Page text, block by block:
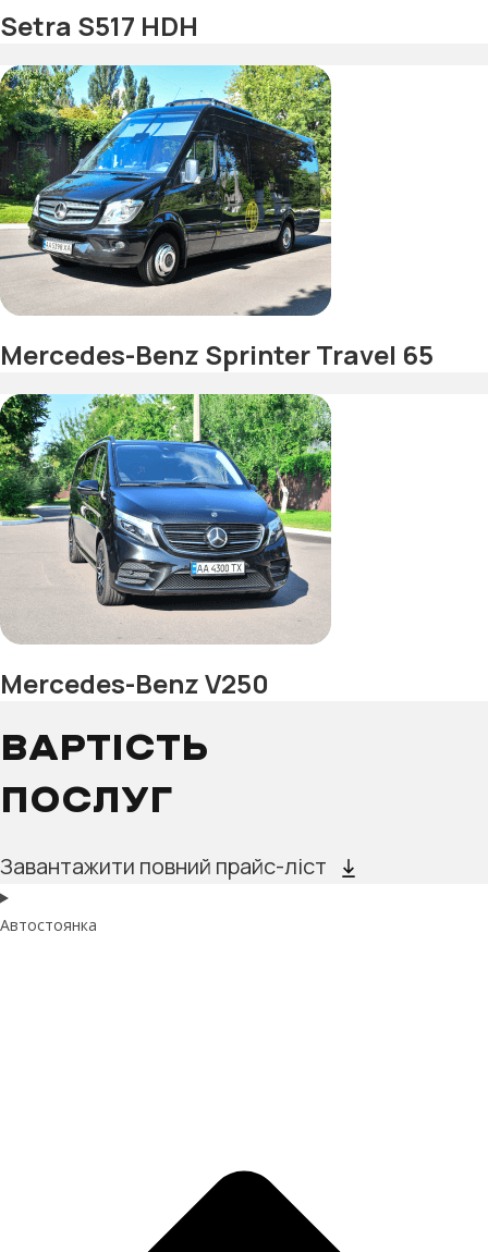
Setra S517 HDH
Mercedes-Benz Sprinter Travel 65
Mercedes-Benz V250
ВАРТІСТЬ
ПОСЛУГ
Завантажити повний прайс-ліст
Автостоянка